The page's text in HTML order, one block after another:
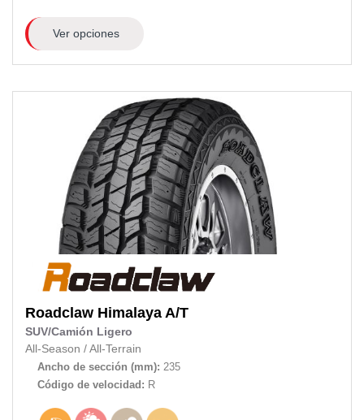
Ver opciones
Roadclaw Himalaya A/T
SUV/Camión Ligero
All-Season / All-Terrain
Ancho de sección (mm): 235
Código de velocidad: R